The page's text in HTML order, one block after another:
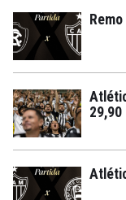
29,90